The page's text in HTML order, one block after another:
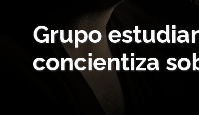
Grupo
concientiza